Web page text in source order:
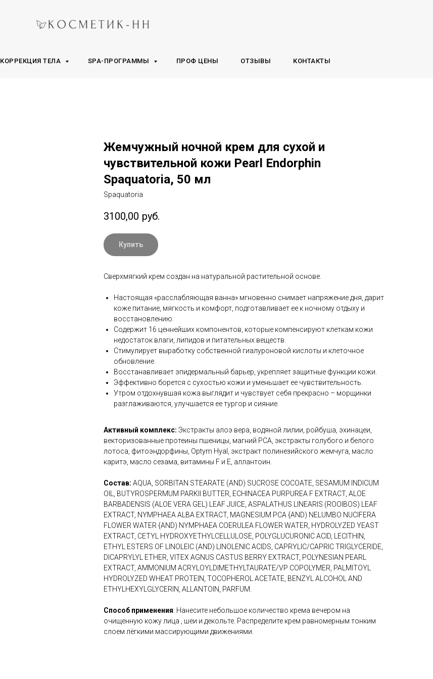
КОРРЕКЦИЯ ТЕЛА SPA-ПРОГРАММЫ ПРОФ ЦЕНЫ ОТЗЫВЫ КОНТАКТЫ
Жемчужный ночной крем для cухой и
чувствительной кожи Pearl Endorphin
Spaquatoria, 50 мл
Spaquatoria
3100,00 руб.
Купить
Сверхмягкий крем создан на натуральной растительной основе.
Настоящая «расслабляющая ванна» мгновенно снимает напряжение дня, дарит
коже питание, мягкость и комфорт, подготавливает ее к ночному отдыху и
восстановлению.
Содержит 16 ценнейших компонентов, которые компенсируют клеткам кожи
недостаток влаги, липидов и питательных веществ.
Стимулирует выработку собственной гиалуроновой кислоты и клеточное
обновление.
Восстанавливает эпидермальный барьер, укрепляет защитные функции кожи.
Эффективно борется с сухостью кожи и уменьшает ее чувствительность.
Утром отдохнувшая кожа выглядит и чувствует себя прекрасно – морщинки
разглаживаются, улучшается ее тургор и сияние.
Активный комплекс: Экстракты алоэ вера, водяной лилии, ройбуша, эхинацеи,
векторизованные протеины пшеницы, магний PCA, экстракты голубого и белого
лотоса, фитоэндорфины, Optym Hyal, экстракт полинезийского жемчуга, масло
каритэ, масло сезама, витамины F и Е, аллантоин.
Состав: AQUA, SORBITAN STEARATE (AND) SUCROSE COCOATE, SESAMUM INDICUM
OIL, BUTYROSPERMUM PARKII BUTTER, ECHINACEA PURPUREA F EXTRACT, ALOE
BARBADENSIS (ALOE VERA GEL) LEAF JUICE, ASPALATHUS LINEARIS (ROOIBOS) LEAF
EXTRACT, NYMPHAEA ALBA EXTRACT, MAGNESIUM PCA {AND) NELUMBO NUCIFERA
FLOWER WATER {AND) NYMPHAEA COERULEA FLOWER WATER, HYDROLYZED YEAST
EXTRACT, CETYL HYDROXYETHYLCELLULOSE, POLYGLUCURONIC ACID, LECITHIN,
ETHYL ESTERS OF LINOLEIC (AND) LINOLENIC ACIDS, CAPRYLIC/CAPRIC TRIGLYCERIDE,
DICAPRYLYL ETHER, VITEX AGNUS CASTUS BERRY EXTRACT, POLYNESIAN PEARL
EXTRACT, AMMONIUM ACRYLOYLDIMETHYLTAURATE/VP COPOLYMER, PALMITOYL
HYDROLYZED WHEAT PROTEIN, TOCOPHEROL ACETATE, BENZYL ALCOHOL AND
ETHYLHEXYLGLYCERIN, ALLANTOIN, PARFUM.
Способ применения: Нанесите небольшое количество крема вечером на
очищенную кожу лица , шеи и декольте. Распределите крем равномерным тонким
слоем лёгкими массирующими движениями.